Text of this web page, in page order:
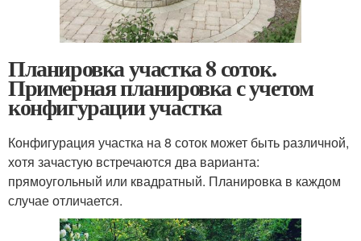
Планировка участка 8 соток.
Примерная планировка с учетом
конфигурации участка
Конфигурация участка на 8 соток может быть различной,
хотя зачастую встречаются два варианта:
прямоугольный или квадратный. Планировка в каждом
случае отличается.